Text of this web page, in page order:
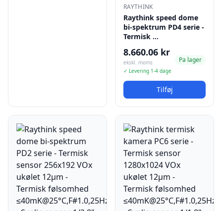
RAYTHINK
Raythink speed dome
bi-spektrum PD4 serie -
Termisk …
8.660.06 kr
ekskl. moms
✓ Levering 1-4 dage
Pa lager
Tilføj